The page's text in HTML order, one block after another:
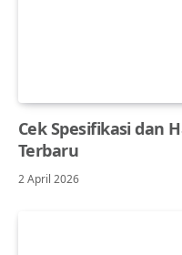
Cek Spesifikasi dan
Terbaru
2 April 2026